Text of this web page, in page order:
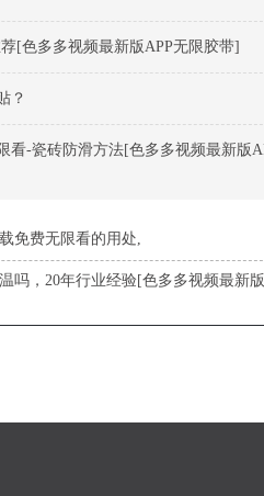
[色多多视频最新版APP无限胶带]
？
看-瓷砖防滑方法[色多多视频最新版
免费无限看的用处,
吗，20年行业经验[色多多视频最新